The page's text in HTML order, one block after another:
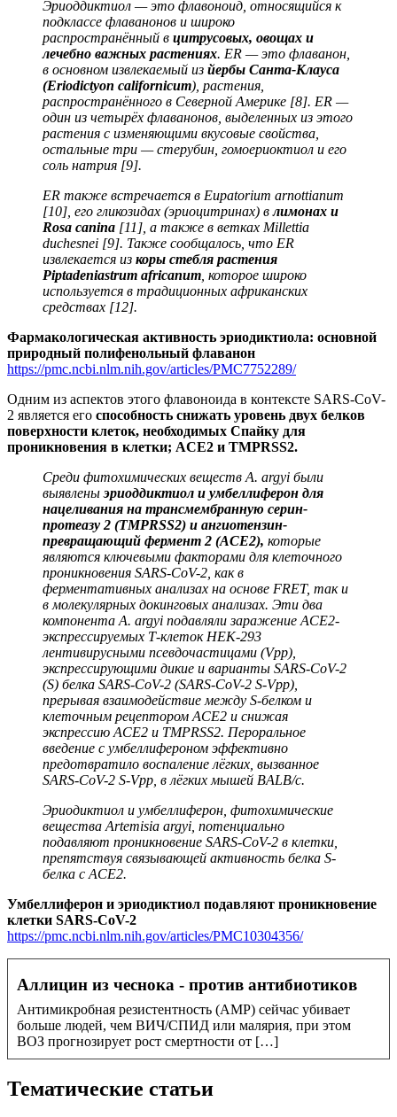
Эриоддиктиол — это флавоноид, относящийся к
подклассе флаванонов и широко
распространённый в цитрусовых, овощах и
лечебно важных растениях. ER — это флаванон,
в основном извлекаемый из йербы Санта-Клауса
(Eriodictyon californicum), растения,
распространённого в Северной Америке [8]. ER —
один из четырёх флаванонов, выделенных из этого
растения с изменяющими вкусовые свойства,
остальные три — стерубин, гомоериоктиол и его
соль натрия [9].
ER также встречается в Eupatorium arnottianum
[10], его гликозидах (эриоцитринах) влимонах и
Rosa canina [11], а также в ветках Millettia
duchesnei [9]. Также сообщалось, что ER
извлекается из коры стебля растения
Piptadeniastrum africanum , которое широко
используется в традиционных африканских
средствах [12].
Фармакологическая активность эриодиктиола: основной
природный полифенольный флаванон
https://pmc.ncbi.nlm.nih.gov/articles/PMC7752289/
Одним из аспектов этого флавоноида в контексте SARS-CoV-
2 является его способность снижать уровень двух белков
поверхности клеток, необходимых Спайку для
проникновения в клетки; ACE2 и TMPRSS2.
Среди фитохимических веществ A. argyi были
выявленыэриоддиктиол и умбеллиферон для
нацеливания на трансмембранную серин-
протеазу 2 (TMPRSS2) и ангиотензин-
превращающий фермент 2 (ACE2), которые
являются ключевыми факторами для клеточного
проникновения SARS-CoV-2, как в
ферментативных анализах на основе FRET, так и
в молекулярных докинговых анализах. Эти два
компонента A. argyi подавляли заражение ACE2-
экспрессируемых Т-клеток HEK-293
лентивирусными псевдочастицами (Vpp),
экспрессирующими дикие и варианты SARS-CoV-2
(S) белка SARS-CoV-2 (SARS-CoV-2 S-Vpp),
прерывая взаимодействие между S-белком и
клеточным рецептором ACE2 и снижая
экспрессию ACE2 и TMPRSS2. Пероральное
введение с умбеллифероном эффективно
предотвратило воспаление лёгких, вызванное
SARS-CoV-2 S-Vpp, в лёгких мышей BALB/c.
Эриодиктиол и умбеллиферон, фитохимические
вещества Artemisia argyi, потенциально
подавляют проникновение SARS-CoV-2 в клетки,
препятствуя связывающей активность белка S-
белка с ACE2.
Умбеллиферон и эриодиктиол подавляют проникновение
клетки SARS-CoV-2
https://pmc.ncbi.nlm.nih.gov/articles/PMC10304356/
Аллицин из чеснока - против антибиотиков
Антимикробная резистентность (АМР) сейчас убивает
больше людей, чем ВИЧ/СПИД или малярия, при этом
ВОЗ прогнозирует рост смертности от […]
Тематические статьи